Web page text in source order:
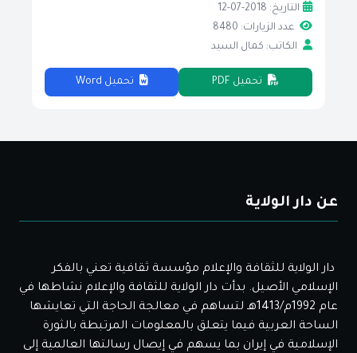
التاريخ: 2018-07-12
عدد الزيارات: 8480
الكاتب: كمال السيد
تحميل PDF تحميل Word
عن دار الولاية
دار الولاية للثقافة والإعلام مؤسسة ثقافية تعني بالفكر
الإسلامي الأصيل. بدأت دار الولاية للثقافة والإعلام نشاطها في
عام 1992م/1413هـ لتساهم في معالجة الحاجة التي تعايشها
الساحة العربية فيما يتعلق بالمعلومات المرتبطة بالثورة
الإسلامية في إيران بما يسهم في إيصال رسالتها العالمية إلى